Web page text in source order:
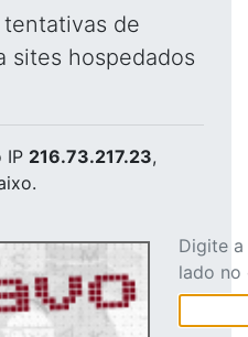
de
sites hospedados
IP 216.73.217.23,
Digite
lado no